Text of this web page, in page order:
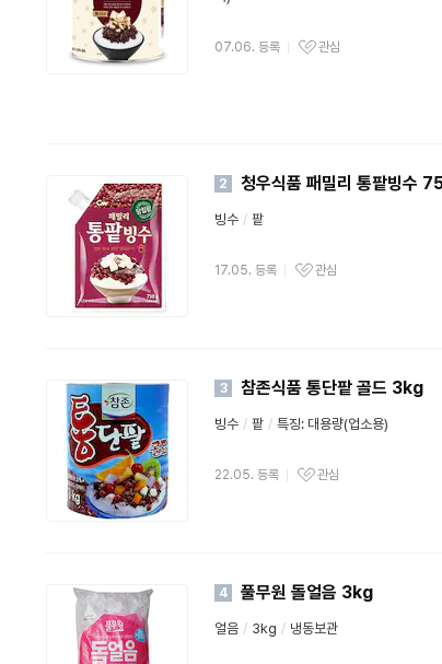
07.06. 등록 관심
2 청우식품 패밀리 통팥빙수
빙수 / 팥
17.05. 등록 관심
3 참존식품 통단팥 골드 3kg
빙수 / 팥 / 특징: 대용량(업소용)
22.05. 등록 관심
4 풀무원 돌얼음 3kg
얼음 / 3kg / 냉동보관